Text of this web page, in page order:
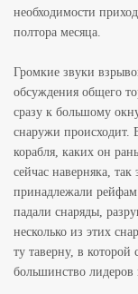
необходимости
полтора месяца.
Громкие звуки
обсуждения общего
сразу к большому
снаружи происходит.
корабля, каких он
сейчас наверняка,
принадлежали
падали снаряды,
несколько из этих
ту таверну, в которой
большинство лидеров